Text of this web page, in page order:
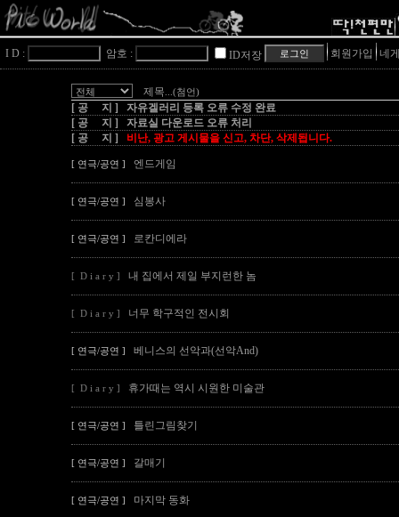
I D : 암호 : ID저장 회원가입 네
제목 ...(첨언)
[ 공 지 ] 자유겔러리 등록 오류 수정 완료
[ 공 지 ] 자료실 다운로드 오류 처리
[ 공 지 ] 비난, 광고 게시물을 신고, 차단, 삭제됩니다.
[ 연극/공연 ] 엔드게임
[ 연극/공연 ] 심봉사
[ 연극/공연 ] 로칸디에라
[ D i a r y ] 내 집에서 제일 부지런한 놈
[ D i a r y ] 너무 학구적인 전시회
[ 연극/공연 ] 베니스의 선악과(선악And)
[ D i a r y ] 휴가때는 역시 시원한 미술관
[ 연극/공연 ] 틀린그림찾기
[ 연극/공연 ] 갈매기
[ 연극/공연 ] 마지막 동화